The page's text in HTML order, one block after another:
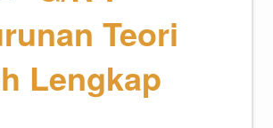
Teori
Lengkap